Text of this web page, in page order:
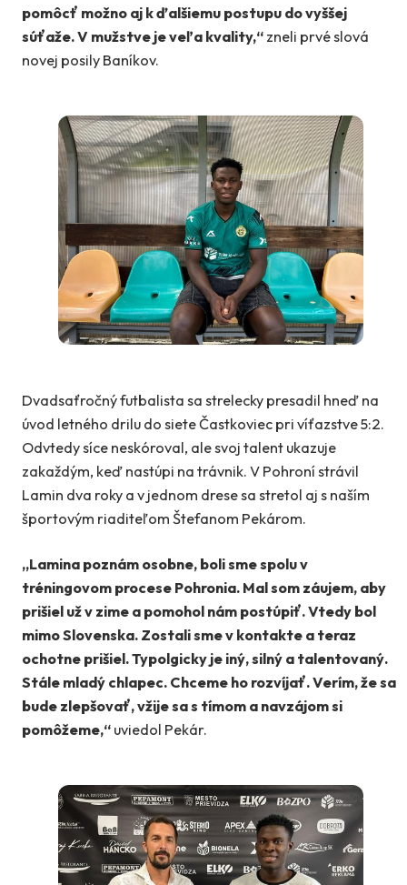
pomôcť možno aj k ďalšiemu postupu do vyššej
súťaže. V mužstve je veľa kvality,“ zneli prvé slová
novej posily Baníkov.
Dvadsaťročný futbalista sa strelecky presadil hneď na
úvod letného drilu do siete Častkoviec pri víťazstve 5:2.
Odvtedy síce neskóroval, ale svoj talent ukazuje
zakaždým, keď nastúpi na trávnik. V Pohroní strávil
Lamin dva roky a v jednom drese sa stretol aj s naším
športovým riaditeľom Štefanom Pekárom.
„Lamina poznám osobne, boli sme spolu v
tréningovom procese Pohronia. Mal som záujem, aby
prišiel už v zime a pomohol nám postúpiť. Vtedy bol
mimo Slovenska. Zostali sme v kontakte a teraz
ochotne prišiel. Typolgicky je iný, silný a talentovaný.
Stále mladý chlapec. Chceme ho rozvíjať. Verím, že sa
bude zlepšovať, vžije sa s tímom a navzájom si
pomôžeme,“ uviedol Pekár.